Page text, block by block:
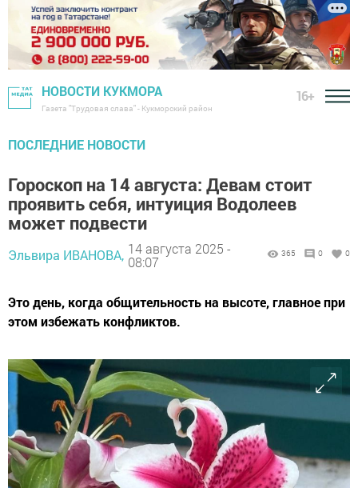
НОВОСТИ КУКМОРА
Газета "Трудовая слава" - Кукморский район
16+
ПОСЛЕДНИЕ НОВОСТИ
Гороскоп на 14 августа: Девам стоит
проявить себя, интуиция Водолеев
может подвести
Эльвира ИВАНОВА, 14 августа 2025 -
08:07
365 0 0
Это день, когда общительность на высоте, главное при
этом избежать конфликтов.